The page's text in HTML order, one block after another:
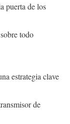
puerta de los
todo
estrategia clave
de